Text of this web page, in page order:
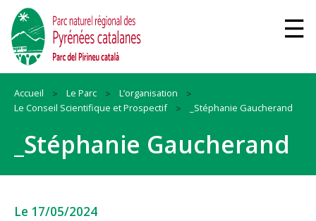
Accueil Le Parc
L’organisation
Le Conseil Scientifique et Prospectif
_Stéphanie Gaucherand
_Stéphanie Gaucherand
Le 17/05/2024